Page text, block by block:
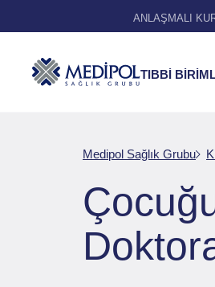
ANLAŞMALI
TIBBİ
Medipol Sağlık Grubu